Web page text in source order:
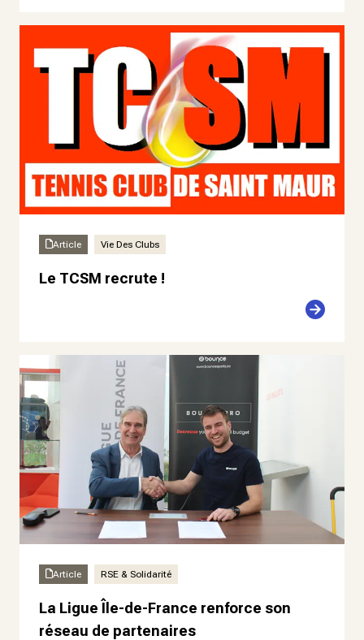
Article Vie Des Clubs
Le TCSM recrute !
Article RSE & Solidarité
La Ligue Île-de-France renforce son
réseau de partenaires